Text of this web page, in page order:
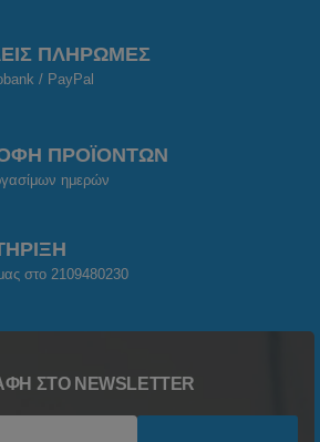
ΠΛΗΡΩΜΕΣ
/ PayPal
ΠΡΟΪΟΝΤΩΝ
ημερών
στο 2109480230
ΣΤΟ NEWSLETTER